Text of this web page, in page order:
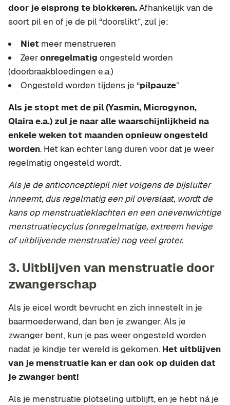
door je eisprong te blokkeren.Afhankelijk van de
soort pil en of je de pil “doorslikt”, zul je:
Niet meer menstrueren
Zeeronregelmatig ongesteld worden
(doorbraakbloedingen e.a.)
Ongesteld worden tijdens je “pilpauze”
Als je stopt met de pil (Yasmin, Microgynon,
Qlaira e.a.) zul je naar alle waarschijnlijkheid na
enkele weken tot maanden opnieuw ongesteld
worden. Het kan echter lang duren voor dat je weer
regelmatig ongesteld wordt.
Als je de anticonceptiepil niet volgens de bijsluiter
inneemt, dus regelmatig een pil overslaat, wordt de
kans op menstruatieklachten en een onevenwichtige
menstruatiecyclus (onregelmatige, extreem hevige
of uitblijvende menstruatie) nog veel groter.
3. Uitblijven van menstruatie door
zwangerschap
Als je eicel wordt bevrucht en zich innestelt in je
baarmoederwand, dan ben je zwanger. Als je
zwanger bent, kun je pas weer ongesteld worden
nadat je kindje ter wereld is gekomen. Het uitblijven
van je menstruatie kan er dan ook op duiden dat
je zwanger bent!
Als je menstruatie plotseling uitblijft, en je hebt ná je